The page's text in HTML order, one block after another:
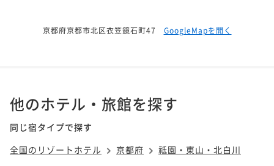
京都府京都市北区衣笠鏡石町47 GoogleMapを開く
他のホテル・旅館を探す
同じ宿タイプで探す
全国のリゾートホテル
京都府 祗園・東山・北白川